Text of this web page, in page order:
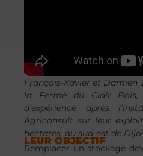
François-Xavier et Damien
la Ferme du Clair
d’expérience après
Agriconsult sur leur
hectares, au sud-est de
LEUR OBJECTIF
Remplacer un stockage